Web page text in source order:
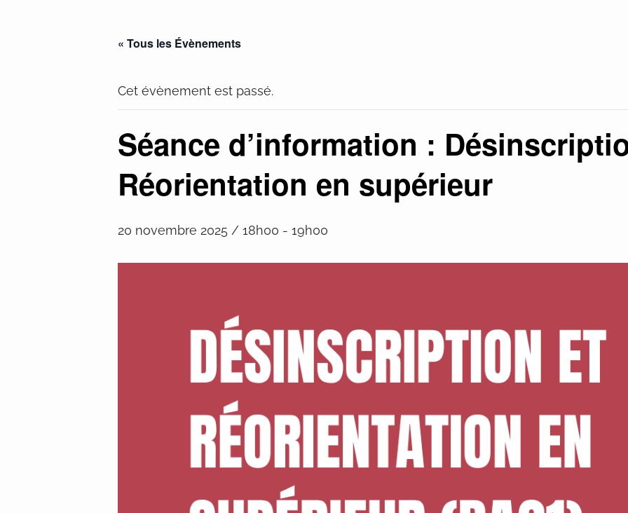
« Tous les Évènements
Cet évènement est passé.
Séance d’information :
Réorientation en supérieur
20 novembre 2025 / 18h00 - 19h00